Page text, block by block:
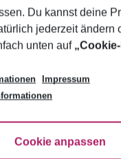
ändern
Du kannst deine
jederzeit ändern
unten auf
Impressum
Cookie anpassen